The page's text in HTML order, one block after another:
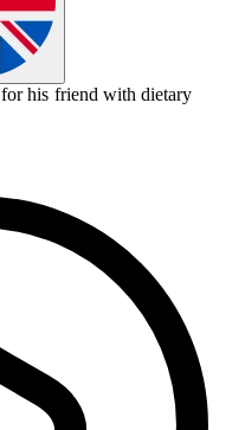
for his friend with dietary